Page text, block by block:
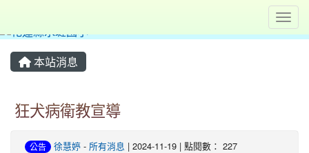
本站消息
狂犬病衛教宣導
公告 徐慧婷 - 所有消息 | 2024-11-19 | 點閱數： 227